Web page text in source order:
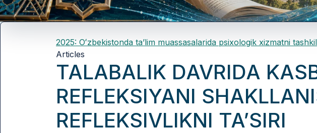
2025: Oʻzbekistonda taʼlim muassasalarida psixologik xizmatni
Articles
TALABALIK DAVRIDA
REFLEKSIYANI
REFLEKSIVLIKNI TA’SIRI